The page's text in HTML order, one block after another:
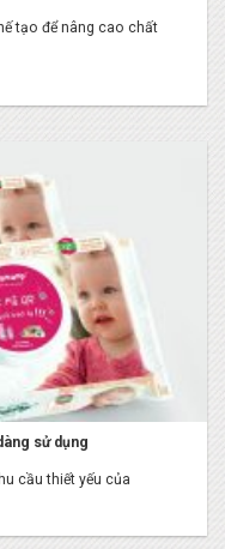
tạo để nâng cao chất
sử dụng
cầu thiết yếu của